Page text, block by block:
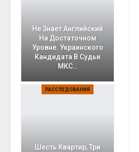
Не Знает Английский
На Достаточном
Уровне. Украинского
Кандидата В Судьи
МКС…
РАССЛЕДОВАНИЯ
Шесть Квартир, Три